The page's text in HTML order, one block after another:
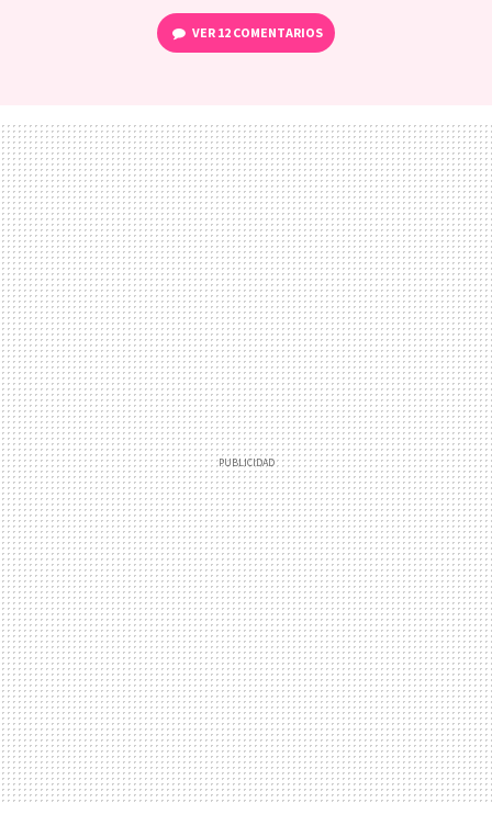
VER 12 COMENTARIOS